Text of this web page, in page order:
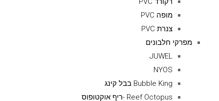
מופה PVC
צנרת PVC
מפרקי חלבונים
JUWEL
NYOS
Bubble King בבל קינג
Reef Octopus -ריף אוקטופוס